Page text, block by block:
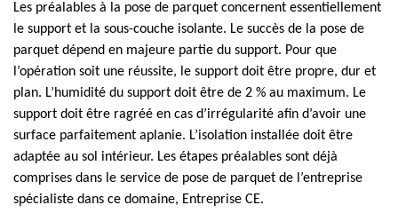
Les préalables à la pose de parquet concernent essentiellement
le support et la sous-couche isolante. Le succès de la pose de
parquet dépend en majeure partie du support. Pour que
l’opération soit une réussite, le support doit être propre, dur et
plan. L’humidité du support doit être de 2 % au maximum. Le
support doit être ragréé en cas d’irrégularité afin d’avoir une
surface parfaitement aplanie. L’isolation installée doit être
adaptée au sol intérieur. Les étapes préalables sont déjà
comprises dans le service de pose de parquet de l’entreprise
spécialiste dans ce domaine, Entreprise CE.